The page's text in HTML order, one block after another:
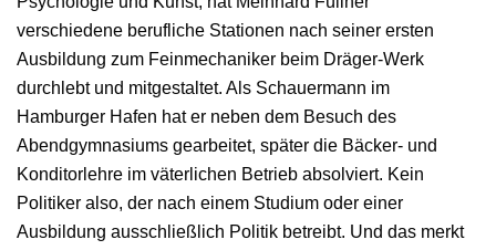
verschiedene berufliche Stationen nach seiner ersten
Ausbildung zum Feinmechaniker beim Dräger-Werk
durchlebt und mitgestaltet. Als Schauermann im
Hamburger Hafen hat er neben dem Besuch des
Abendgymnasiums gearbeitet, später die Bäcker- und
Konditorlehre im väterlichen Betrieb absolviert. Kein
Politiker also, der nach einem Studium oder einer
Ausbildung ausschließlich Politik betreibt. Und das merkt